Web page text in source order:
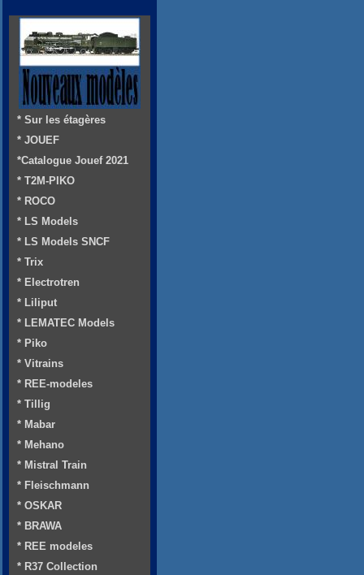
* Sur les étagères
* JOUEF
*Catalogue Jouef 2021
* T2M-PIKO
* ROCO
* LS Models
* LS Models SNCF
* Trix
* Electrotren
* Liliput
* LEMATEC Models
* Piko
* Vitrains
* REE-modeles
* Tillig
* Mabar
* Mehano
* Mistral Train
* Fleischmann
* OSKAR
* BRAWA
* REE modeles
* R37 Collection